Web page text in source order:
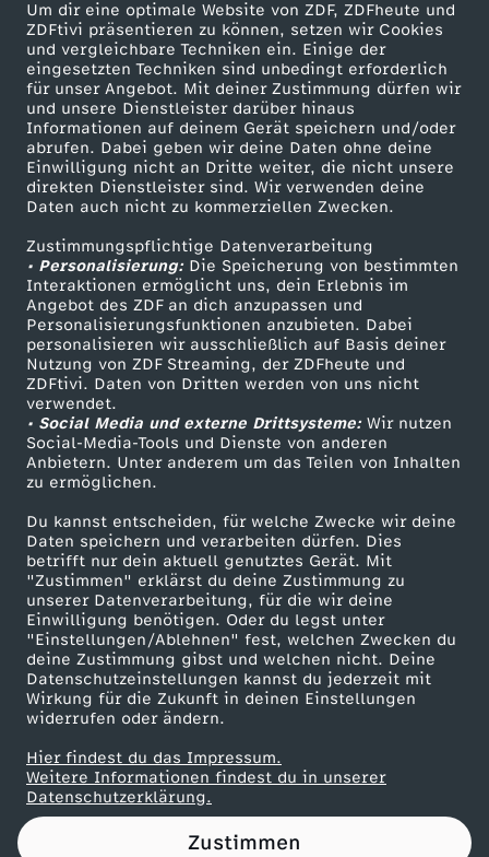
Um dir eine optimale Website von ZDF, ZDFheute und
ZDFtivi präsentieren zu können, setzen wir Cookies
und vergleichbare Techniken ein. Einige der
eingesetzten Techniken sind unbedingt erforderlich
für unser Angebot. Mit deiner Zustimmung dürfen wir
und unsere Dienstleister darüber hinaus
Informationen auf deinem Gerät speichern und/oder
abrufen. Dabei geben wir deine Daten ohne deine
Einwilligung nicht an Dritte weiter, die nicht unsere
direkten Dienstleister sind. Wir verwenden deine
Daten auch nicht zu kommerziellen Zwecken.
Zustimmungspflichtige Datenverarbeitung
• Personalisierung:Die Speicherung von bestimmten
Interaktionen ermöglicht uns, dein Erlebnis im
Angebot des ZDF an dich anzupassen und
Personalisierungsfunktionen anzubieten. Dabei
personalisieren wir ausschließlich auf Basis deiner
Nutzung von ZDF Streaming, der ZDFheute und
ZDFtivi. Daten von Dritten werden von uns nicht
verwendet.
• Social Media und externe Drittsysteme:Wir nutzen
Social-Media-Tools und Dienste von anderen
Anbietern. Unter anderem um das Teilen von Inhalten
zu ermöglichen.
Du kannst entscheiden, für welche Zwecke wir deine
Daten speichern und verarbeiten dürfen. Dies
betrifft nur dein aktuell genutztes Gerät. Mit
"Zustimmen" erklärst du deine Zustimmung zu
unserer Datenverarbeitung, für die wir deine
Einwilligung benötigen. Oder du legst unter
"Einstellungen/Ablehnen" fest, welchen Zwecken du
deine Zustimmung gibst und welchen nicht. Deine
Datenschutzeinstellungen kannst du jederzeit mit
Wirkung für die Zukunft in deinen Einstellungen
widerrufen oder ändern.
Hier findest du das Impressum.
Weitere Informationen findest du in unserer
Datenschutzerklärung.
Zustimmen
n
b
e
s
u
c
h
i
n
I
s
r
a
e
l
Mehr ZDF
ZDF-Apps
Smart TV
ZDFtext
Livestreams
Sendungen A-Z
TV-Programm
Service
ZDFmitreden
Kontakt zum ZDF
Tickets
Zuschauerservice
Hilfe
ZDF Unternehmen
Karriere
ZDF goes Schule
Werbefernsehen
Mainzelmännchen
Partner